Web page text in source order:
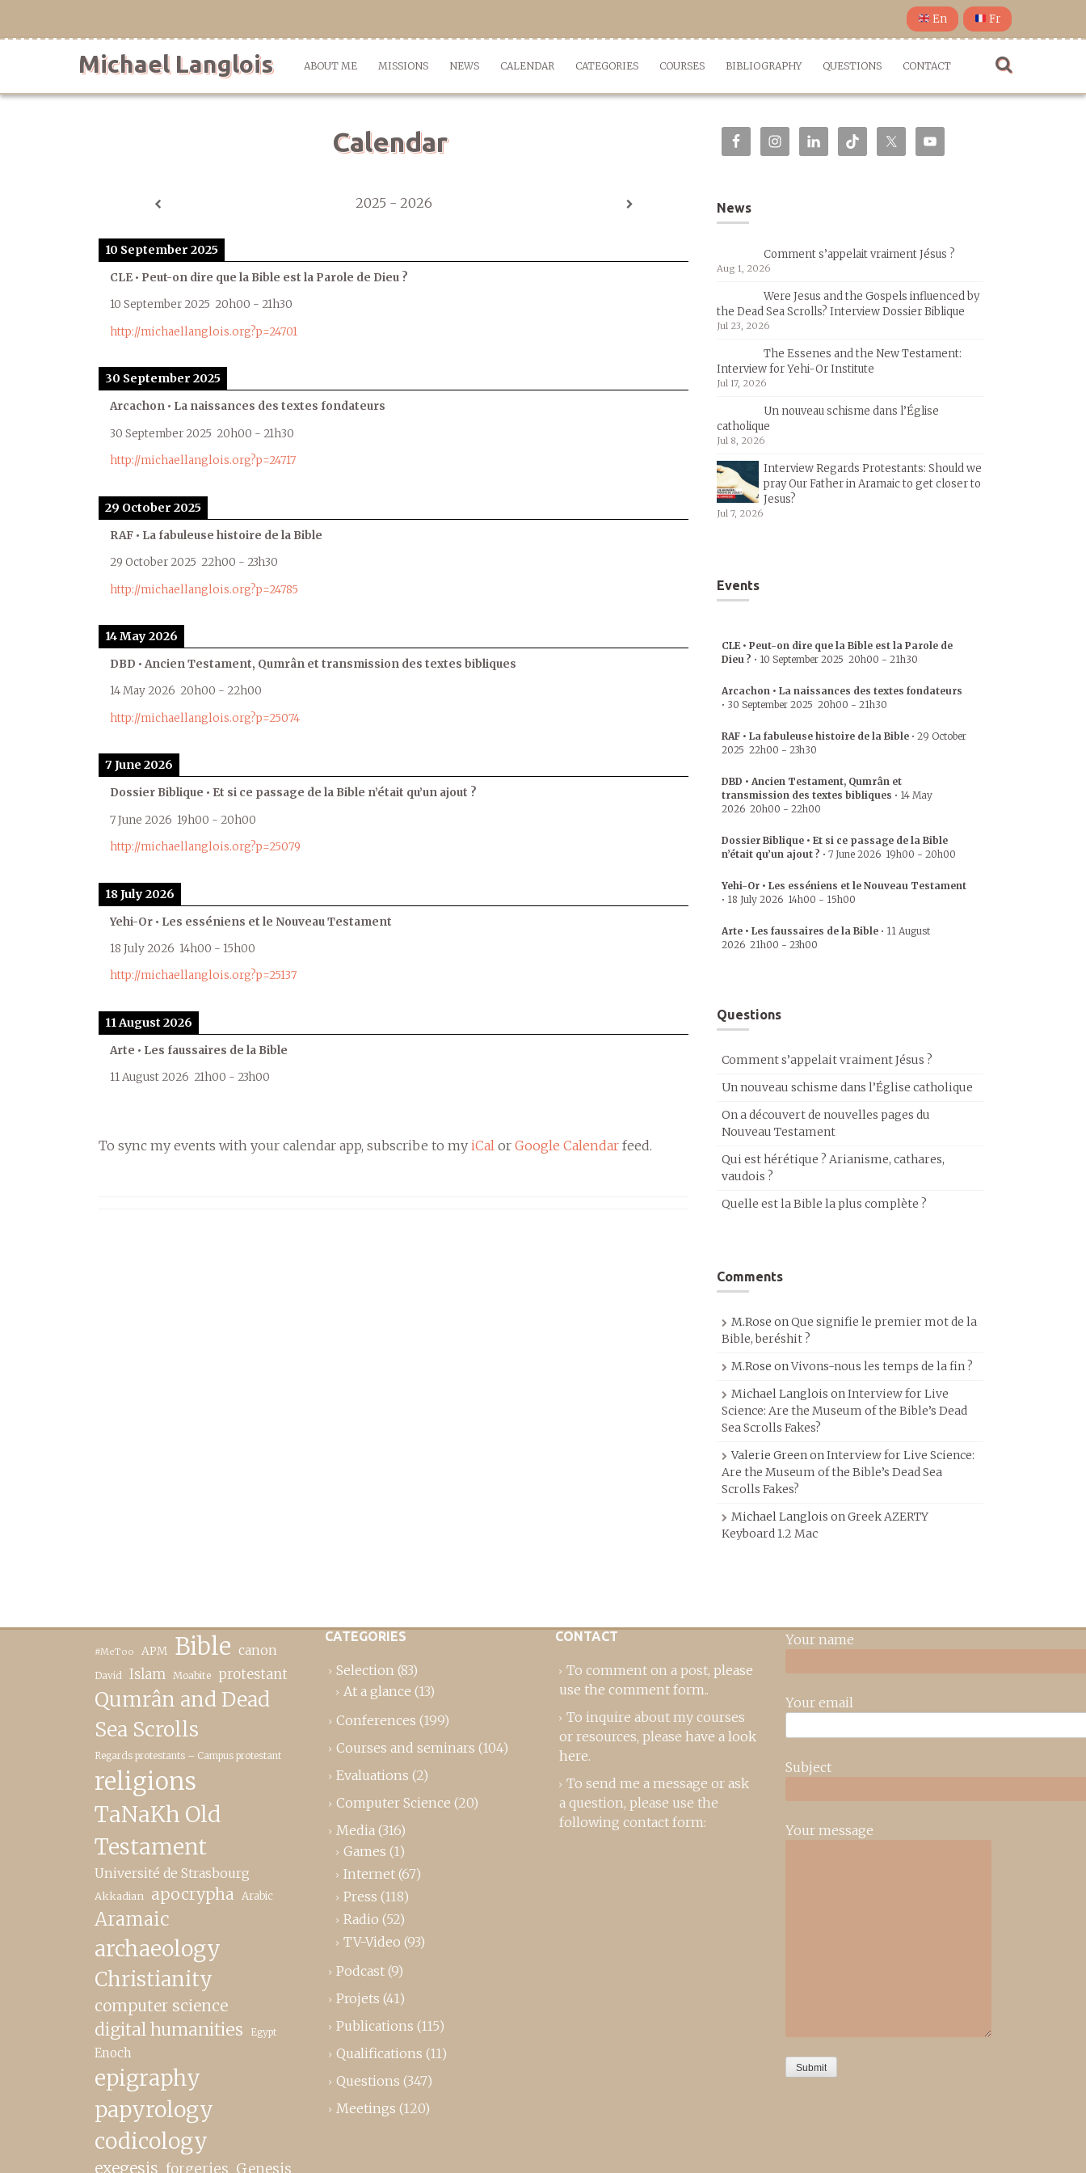
En Fr
Michael Langlois ABOUT ME MISSIONS NEWS CALENDAR CATEGORIES COURSES BIBLIOGRAPHY QUESTIONS CONTACT
Calendar
2025 - 2026
10 September 2025
CLE • Peut-on dire que la Bible est la Parole de Dieu ?
10 September 2025 20h00 - 21h30
http://michaellanglois.org?p=24701
30 September 2025
Arcachon • La naissances des textes fondateurs
30 September 2025 20h00 - 21h30
http://michaellanglois.org?p=24717
29 October 2025
RAF • La fabuleuse histoire de la Bible
29 October 2025 22h00 - 23h30
http://michaellanglois.org?p=24785
14 May 2026
DBD • Ancien Testament, Qumrân et transmission des textes bibliques
14 May 2026 20h00 - 22h00
http://michaellanglois.org?p=25074
7 June 2026
Dossier Biblique • Et si ce passage de la Bible n’était qu’un ajout ?
7 June 2026 19h00 - 20h00
http://michaellanglois.org?p=25079
18 July 2026
Yehi-Or • Les esséniens et le Nouveau Testament
18 July 2026 14h00 - 15h00
http://michaellanglois.org?p=25137
11 August 2026
Arte • Les faussaires de la Bible
11 August 2026 21h00 - 23h00
To sync my events with your calendar app, subscribe to my iCal or Google Calendar feed.
News
Comment s’appelait vraiment Jésus ?
Aug 1, 2026
Were Jesus and the Gospels influenced by
the Dead Sea Scrolls? Interview Dossier Biblique
Jul 23, 2026
The Essenes and the New Testament:
Interview for Yehi-Or Institute
Jul 17, 2026
Un nouveau schisme dans l’Église
catholique
Jul 8, 2026
Interview Regards Protestants: Should we
pray Our Father in Aramaic to get closer to
Jesus?
Jul 7, 2026
Events
CLE • Peut-on dire que la Bible est la Parole de
Dieu ? • 10 September 2025 20h00 - 21h30
Arcachon • La naissances des textes fondateurs
• 30 September 2025 20h00 - 21h30
RAF • La fabuleuse histoire de la Bible • 29 October
2025 22h00 - 23h30
DBD • Ancien Testament, Qumrân et
transmission des textes bibliques • 14 May
2026 20h00 - 22h00
Dossier Biblique • Et si ce passage de la Bible
n’était qu’un ajout ? • 7 June 2026 19h00 - 20h00
Yehi-Or • Les esséniens et le Nouveau Testament
• 18 July 2026 14h00 - 15h00
Arte • Les faussaires de la Bible • 11 August
2026 21h00 - 23h00
Questions
Comment s’appelait vraiment Jésus ?
Un nouveau schisme dans l’Église catholique
On a découvert de nouvelles pages du
Nouveau Testament
Qui est hérétique ? Arianisme, cathares,
vaudois ?
Quelle est la Bible la plus complète ?
Comments
M.Rose onQue signifie le premier mot de la
Bible, beréshit ?
M.Rose onVivons-nous les temps de la fin ?
Michael Langlois onInterview for Live
Science: Are the Museum of the Bible’s Dead
Sea Scrolls Fakes?
Valerie GreenonInterview for Live Science:
Are the Museum of the Bible’s Dead Sea
Scrolls Fakes?
Michael Langlois onGreek AZERTY
Keyboard 1.2 Mac
#MeToo APM Bible canon
David Islam Moabite protestant
Qumrân and Dead
Sea Scrolls
Regards protestants – Campus protestant
religions
TaNaKh Old
Testament
Université de Strasbourg
Akkadian apocrypha Arabic
Aramaic
archaeology
Christianity
computer science
digital humanities Egypt
Enoch
epigraphy
papyrology
codicology
exegesis forgeries Genesis
CATEGORIES
Selection (83)
At a glance (13)
Conferences (199)
Courses and seminars (104)
Evaluations (2)
Computer Science (20)
Media (316)
Games (1)
Internet (67)
Press (118)
Radio (52)
TV-Video (93)
Podcast (9)
Projets (41)
Publications (115)
Qualifications (11)
Questions (347)
Meetings (120)
CONTACT
To comment on a post, please
use the comment form..
To inquire about my courses
or resources, please have a look
here.
To send me a message or ask
a question, please use the
following contact form:
Your name
Your email
Subject
Your message